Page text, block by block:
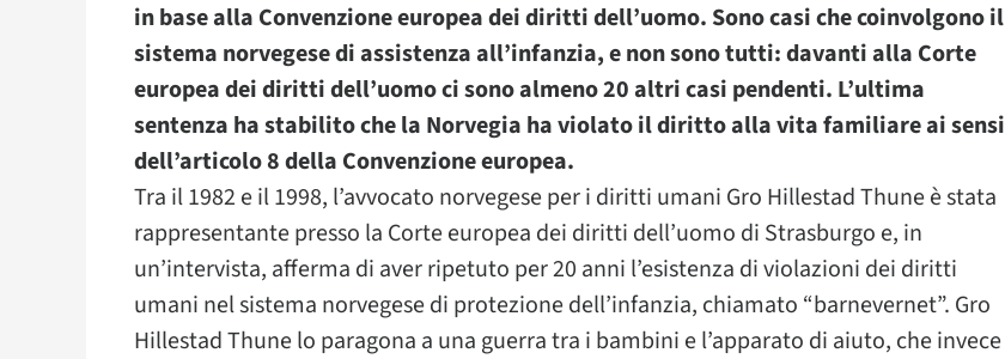
in base alla Convenzione europea dei diritti dell’uomo. Sono casi che coinvolgono il
sistema norvegese di assistenza all’infanzia, e non sono tutti: davanti alla Corte
europea dei diritti dell’uomo ci sono almeno 20 altri casi pendenti. L’ultima
sentenza ha stabilito che la Norvegia ha violato il diritto alla vita familiare ai sensi
dell’articolo 8 della Convenzione europea.
Tra il 1982 e il 1998, l’avvocato norvegese per i diritti umani Gro Hillestad Thune è stata
rappresentante presso la Corte europea dei diritti dell’uomo di Strasburgo e, in
un’intervista, afferma di aver ripetuto per 20 anni l’esistenza di violazioni dei diritti
umani nel sistema norvegese di protezione dell’infanzia, chiamato “barnevernet”. Gro
Hillestad Thune lo paragona a una guerra tra i bambini e l’apparato di aiuto, che invece